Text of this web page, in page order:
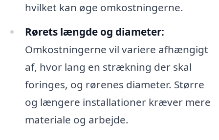
hvilket kan øge omkostningerne.
Rørets længde og diameter:
Omkostningerne vil variere afhængigt
af, hvor lang en strækning der skal
foringes, og rørenes diameter. Større
og længere installationer kræver mere
materiale og arbejde.